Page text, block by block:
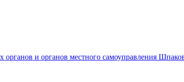
органов и органов местного самоуправления